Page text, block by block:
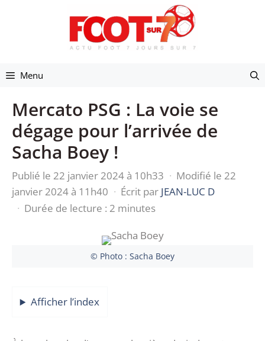
Menu
Mercato PSG : La voie se
dégage pour l’arrivée de
Sacha Boey !
Publié le 22 janvier 2024 à 10h33 · Modifié le 22
janvier 2024 à 11h40 · Écrit par JEAN-LUC D
· Durée de lecture : 2 minutes
© Photo : Sacha Boey
Afficher l’index